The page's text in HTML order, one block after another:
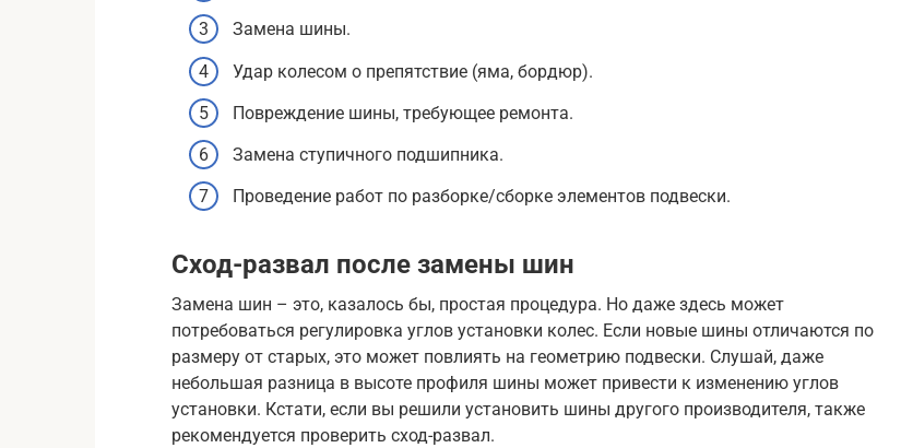
Замена шины.
Удар колесом о препятствие (яма, бордюр).
Повреждение шины, требующее ремонта.
Замена ступичного подшипника.
Проведение работ по разборке/сборке элементов подвески.
Сход-развал после замены шин
Замена шин – это, казалось бы, простая процедура. Но даже здесь может
потребоваться регулировка углов установки колес. Если новые шины отличаются по
размеру от старых, это может повлиять на геометрию подвески. Слушай, даже
небольшая разница в высоте профиля шины может привести к изменению углов
установки. Кстати, если вы решили установить шины другого производителя, также
рекомендуется проверить сход-развал.